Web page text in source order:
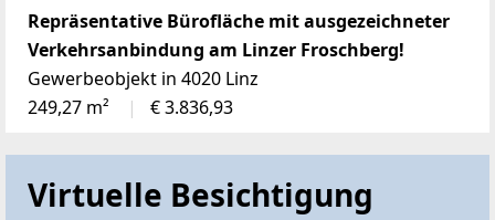
Repräsentative Bürofläche mit ausgezeichneter
Verkehrsanbindung am Linzer Froschberg!
Gewerbeobjekt in 4020 Linz
249,27 m²
€ 3.836,93
Virtuelle Besichtigung